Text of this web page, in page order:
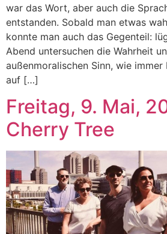
war das Wort, aber auch die
entstanden. Sobald man etwas
konnte man auch das Gegenteil:
Abend untersuchen die Wahrheit
außenmoralischen Sinn, wie
auf […]
Freitag, 9. Mai,
Cherry Tree